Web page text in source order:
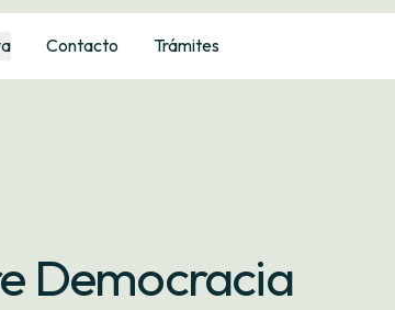
Contacto Trámites
Democracia